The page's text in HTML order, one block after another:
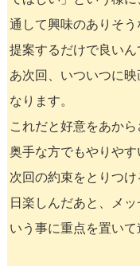
通して興味のありそ
提案するだけで良い
あ次回、いついつに
なります。
これだと好意をあか
奥手な方でもやりや
次回の約束をとりつ
日楽しんだあと、メ
いう事に重点を置いて